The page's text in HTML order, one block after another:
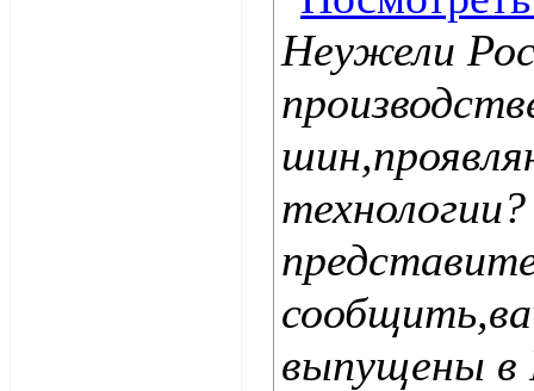
Неужели
выпущены в